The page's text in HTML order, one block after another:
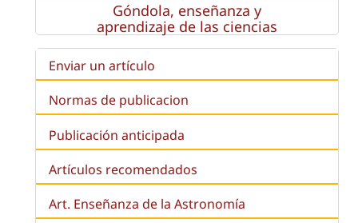
Góndola, enseñanza y
aprendizaje de las ciencias
Enviar un artículo
Normas de publicacion
Publicación anticipada
Artículos recomendados
Art. Enseñanza de la Astronomía